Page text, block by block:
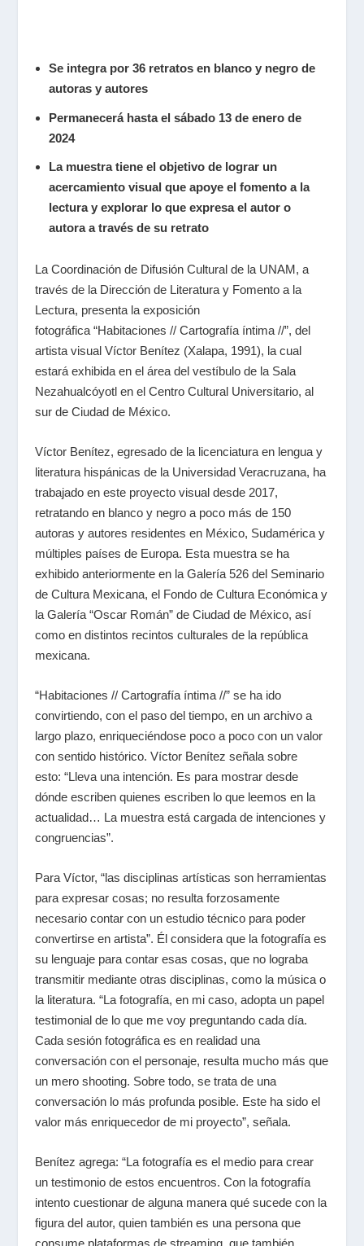
Se integra por 36 retratos en blanco y negro de
autoras y autores
Permanecerá hasta el sábado 13 de enero de
2024
La muestra tiene el objetivo de lograr un
acercamiento visual que apoye el fomento a la
lectura y explorar lo que expresa el autor o
autora a través de su retrato
La Coordinación de Difusión Cultural de la UNAM, a
través de la Dirección de Literatura y Fomento a la
Lectura, presenta la exposición
fotográfica “Habitaciones // Cartografía íntima //”, del
artista visual Víctor Benítez (Xalapa, 1991), la cual
estará exhibida en el área del vestíbulo de la Sala
Nezahualcóyotl en el Centro Cultural Universitario, al
sur de Ciudad de México.
Víctor Benítez, egresado de la licenciatura en lengua y
literatura hispánicas de la Universidad Veracruzana, ha
trabajado en este proyecto visual desde 2017,
retratando en blanco y negro a poco más de 150
autoras y autores residentes en México, Sudamérica y
múltiples países de Europa. Esta muestra se ha
exhibido anteriormente en la Galería 526 del Seminario
de Cultura Mexicana, el Fondo de Cultura Económica y
la Galería “Oscar Román” de Ciudad de México, así
como en distintos recintos culturales de la república
mexicana.
“Habitaciones // Cartografía íntima //” se ha ido
convirtiendo, con el paso del tiempo, en un archivo a
largo plazo, enriqueciéndose poco a poco con un valor
con sentido histórico. Víctor Benítez señala sobre
esto: “Lleva una intención. Es para mostrar desde
dónde escriben quienes escriben lo que leemos en la
actualidad… La muestra está cargada de intenciones y
congruencias”.
Para Víctor, “las disciplinas artísticas son herramientas
para expresar cosas; no resulta forzosamente
necesario contar con un estudio técnico para poder
convertirse en artista”. Él considera que la fotografía es
su lenguaje para contar esas cosas, que no lograba
transmitir mediante otras disciplinas, como la música o
la literatura. “La fotografía, en mi caso, adopta un papel
testimonial de lo que me voy preguntando cada día.
Cada sesión fotográfica es en realidad una
conversación con el personaje, resulta mucho más que
un mero shooting. Sobre todo, se trata de una
conversación lo más profunda posible. Este ha sido el
valor más enriquecedor de mi proyecto”, señala.
Benítez agrega: “La fotografía es el medio para crear
un testimonio de estos encuentros. Con la fotografía
intento cuestionar de alguna manera qué sucede con la
figura del autor, quien también es una persona que
consume plataformas de streaming, que también